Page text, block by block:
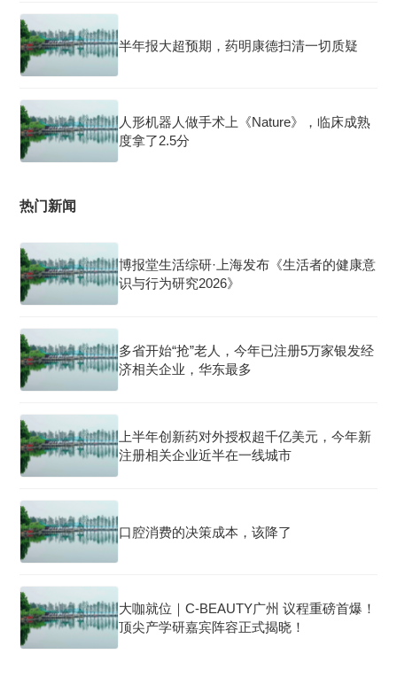
半年报大超预期，药明康德扫清一切质疑
人形机器人做手术上《Nature》，临床成熟
度拿了2.5分
热门新闻
博报堂生活综研·上海发布《生活者的健康意
识与行为研究2026》
多省开始“抢”老人，今年已注册5万家银发经
济相关企业，华东最多
上半年创新药对外授权超千亿美元，今年新
注册相关企业近半在一线城市
口腔消费的决策成本，该降了
大咖就位｜C-BEAUTY广州 议程重磅首爆！
顶尖产学研嘉宾阵容正式揭晓！